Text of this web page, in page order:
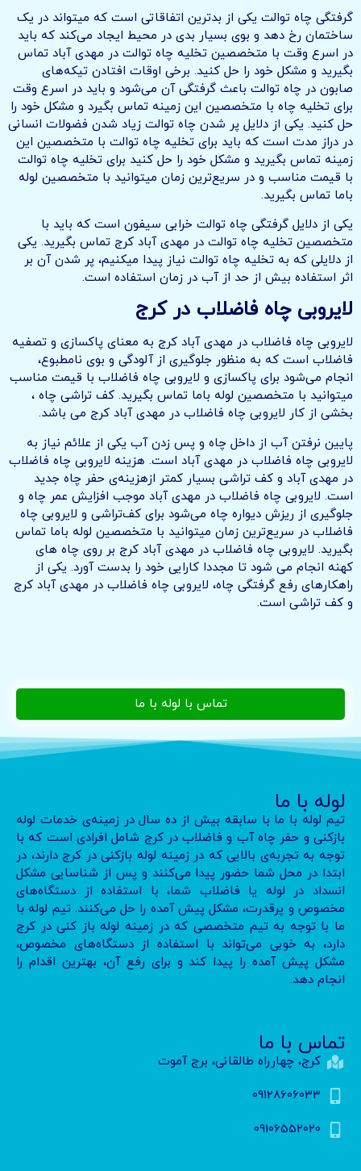
گرفتگی چاه توالت یکی از بدترین اتفاقاتی است که میتواند در یک
ساختمان رخ دهد و بوی بسیار بدی در محیط ایجاد می‌کند که باید
در اسرع وقت با متخصصین تخلیه چاه توالت در مهدی آباد تماس
بگیرید و مشکل خود را حل کنید. برخی اوقات افتادن تیکه‌های
صابون در چاه توالت باعث گرفتگی آن می‌شود و باید در اسرع وقت
برای تخلیه چاه با متخصصین این زمینه تماس بگیرد و مشکل خود را
حل کنید. یکی از دلایل پر شدن چاه توالت زیاد شدن فضولات انسانی
در دراز مدت است که باید برای تخلیه چاه توالت با متخصصین این
زمینه تماس بگیرید و مشکل خود را حل کنید برای تخلیه چاه توالت
با قیمت مناسب و در سریع‌ترین زمان میتوانید با متخصصین لوله
باما تماس بگیرید.
یکی از دلایل گرفتگی چاه توالت خرابی سیفون است که باید با
متخصصین تخلیه چاه توالت در مهدی آباد کرج تماس بگیرید. یکی
از دلایلی که به تخلیه چاه توالت نیاز پیدا میکنیم، پر شدن آن بر
اثر استفاده بیش از حد از آب در زمان استفاده است.
لایروبی چاه فاضلاب در کرج
لایروبی چاه فاضلاب در مهدی آباد کرج به معنای پاکسازی و تصفیه
فاضلاب است که به منظور جلوگیری از آلودگی و بوی نامطبوع،
انجام می‌شود برای پاکسازی و لایروبی چاه فاضلاب با قیمت مناسب
میتوانید با متخصصین لوله باما تماس بگیرید. کف تراشی چاه ،
بخشی از کار لایروبی چاه فاضلاب در مهدی آباد کرج می باشد.
پایین نرفتن آب از داخل چاه و پس زدن آب یکی از علائم نیاز به
لایروبی چاه فاضلاب در مهدی آباد است. هزینه لایروبی چاه فاضلاب
در مهدی آباد و کف تراشی بسیار کمتر ازهزینه‌ی حفر چاه جدید
است. لایروبی چاه فاضلاب در مهدی آباد موجب افزایش عمر چاه و
جلوگیری از ریزش دیواره چاه می‌شود برای کف‌تراشی و لایروبی چاه
فاضلاب در سریع‌ترین زمان میتوانید با متخصصین لوله باما تماس
بگیرید. لایروبی چاه فاضلاب در مهدی آباد کرج بر روی چاه های
کهنه انجام می شود تا مجددا کارایی خود را بدست آورد. یکی از
راهکارهای رفع گرفتگی چاه، لایروبی چاه فاضلاب در مهدی آباد کرج
و کف تراشی است.
تماس با لوله با ما
لوله با ما
تیم لوله با ما با سابقه بیش از ده سال در زمینه‌ی خدمات لوله
بازکنی و حفر چاه آب و فاضلاب در کرج شامل افرادی است که با
توجه به تجربه‌ی بالایی که در زمینه لوله بازکنی در کرج دارند، در
ابتدا در محل شما حضور پیدا می‌کنند و پس از شناسایی مشکل
انسداد در لوله یا فاضلاب شما، با استفاده از دستگاه‌های
مخصوص و پرقدرت، مشکل پیش آمده را حل می‌کنند. تیم لوله با
ما با توجه به تیم متخصصی که در زمینه لوله باز کنی در کرج
دارد، به خوبی می‌تواند با استفاده از دستگاه‌های مخصوص،
مشکل پیش آمده را پیدا کند و برای رفع آن، بهترین اقدام را
انجام دهد.
تماس با ما
کرج، چهارراه طالقانی، برج آموت
09128606033
09106552020